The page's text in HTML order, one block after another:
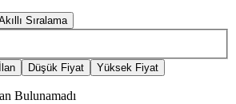
Sıralama
Düşük Fiyat Yüksek Fiyat
Bulunamadı